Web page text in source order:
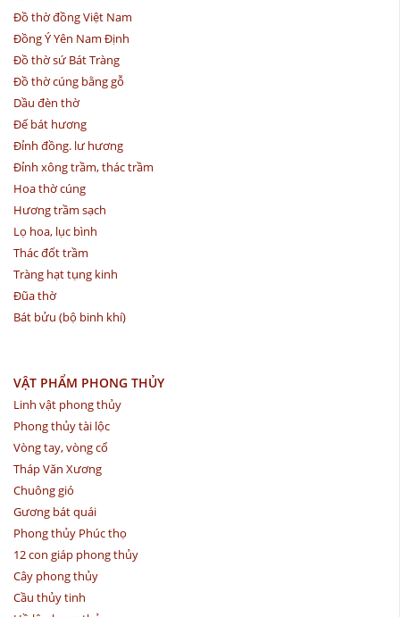
Đồ thờ đồng Việt Nam
Đồng Ý Yên Nam Định
Đồ thờ sứ Bát Tràng
Đồ thờ cúng bằng gỗ
Dầu đèn thờ
Đế bát hương
Đỉnh đồng. lư hương
Đỉnh xông trầm, thác trầm
Hoa thờ cúng
Hương trầm sạch
Lọ hoa, lục bình
Thác đốt trầm
Tràng hạt tụng kinh
Đũa thờ
Bát bửu (bộ binh khí)
VẬT PHẨM PHONG THỦY
Linh vật phong thủy
Phong thủy tài lộc
Vòng tay, vòng cổ
Tháp Văn Xương
Chuông gió
Gương bát quái
Phong thủy Phúc thọ
12 con giáp phong thủy
Cây phong thủy
Cầu thủy tinh